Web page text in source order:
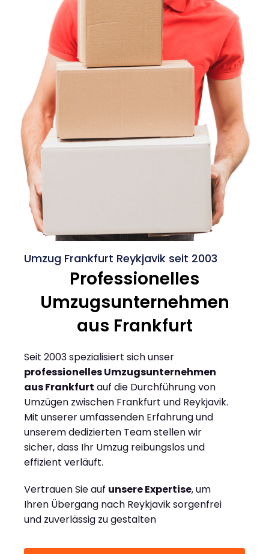
Umzug Frankfurt Reykjavik seit 2003
Professionelles
Umzugsunternehmen
aus Frankfurt
Seit 2003 spezialisiert sich unser
professionelles Umzugsunternehmen
aus Frankfurt auf die Durchführung von
Umzügen zwischen Frankfurt und Reykjavik.
Mit unserer umfassenden Erfahrung und
unserem dedizierten Team stellen wir
sicher, dass Ihr Umzug reibungslos und
effizient verläuft.
Vertrauen Sie auf unsere Expertise, um
Ihren Übergang nach Reykjavik sorgenfrei
und zuverlässig zu gestalten